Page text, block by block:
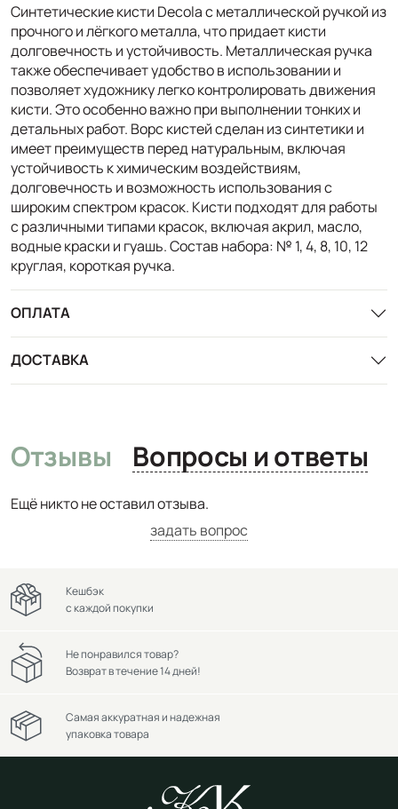
Синтетические кисти Decola с металлической ручкой из
прочного и лёгкого металла, что придает кисти
долговечность и устойчивость. Металлическая ручка
также обеспечивает удобство в использовании и
позволяет художнику легко контролировать движения
кисти. Это особенно важно при выполнении тонких и
детальных работ. Ворс кистей сделан из синтетики и
имеет преимуществ перед натуральным, включая
устойчивость к химическим воздействиям,
долговечность и возможность использования с
широким спектром красок. Кисти подходят для работы
с различными типами красок, включая акрил, масло,
водные краски и гуашь. Состав набора: № 1, 4, 8, 10, 12
круглая, короткая ручка.
ОПЛАТА
ДОСТАВКА
Отзывы Вопросы и ответы
Ещё никто не оставил отзыва.
задать вопрос
Кешбэк
с каждой покупки
Не понравился товар?
Возврат в течение 14 дней!
Самая аккуратная и надежная
упаковка товара